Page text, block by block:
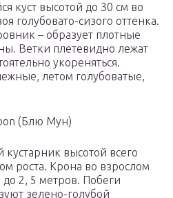
куст высотой до 30 см во
голубовато-сизого оттенка.
– образует плотные
Ветки плетевидно лежат
укореняться.
летом голубоватые,
(Блю Мун)
высотой всего
роста. Крона во взрослом
до 2, 5 метров. Побеги
зелено-голубой